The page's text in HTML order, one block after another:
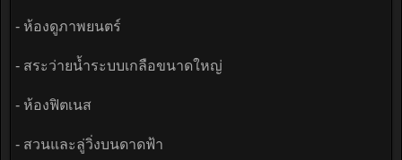
- ห้องดูภาพยนตร์
- สระว่ายน้ำระบบเกลือขนาดใหญ่
- ห้องฟิตเนส
- สวนและลู่วิ่งบนดาดฟ้า